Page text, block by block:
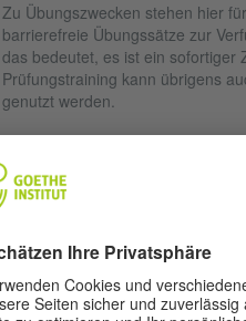
Zu Übungszwecken stehen hier
barrierefreie Übungssätze zur
das bedeutet, es ist ein sofortiger
Prüfungstraining kann übrigens
genutzt werden.
AUF
Barrierefreies Prüfungstraining A1
JUGENDVERSIONEN FÜR